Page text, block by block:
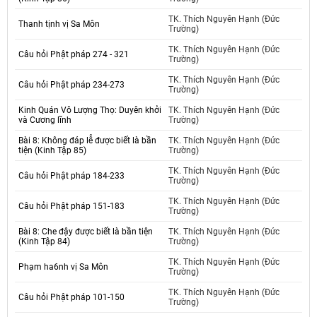
Thanh tịnh vị Sa Môn
TK. Thích Nguyên Hạnh (Đức
Trường)
Câu hỏi Phật pháp 274 - 321
TK. Thích Nguyên Hạnh (Đức
Trường)
Câu hỏi Phật pháp 234-273
TK. Thích Nguyên Hạnh (Đức
Trường)
Kinh Quán Vô Lượng Thọ: Duyên khởi
và Cương lĩnh
TK. Thích Nguyên Hạnh (Đức
Trường)
Bài 8: Không đáp lễ được biết là bần
tiện (Kinh Tập 85)
TK. Thích Nguyên Hạnh (Đức
Trường)
Câu hỏi Phật pháp 184-233
TK. Thích Nguyên Hạnh (Đức
Trường)
Câu hỏi Phật pháp 151-183
TK. Thích Nguyên Hạnh (Đức
Trường)
Bài 8: Che đậy được biết là bần tiện
(Kinh Tập 84)
TK. Thích Nguyên Hạnh (Đức
Trường)
Phạm ha6nh vị Sa Môn
TK. Thích Nguyên Hạnh (Đức
Trường)
Câu hỏi Phật pháp 101-150
TK. Thích Nguyên Hạnh (Đức
Trường)